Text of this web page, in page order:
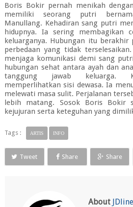
Boris Bokir pernah menikah
memiliki seorang putri
Manullang. Kehadiran sang putri
hidupnya. Ia sering membagikan
keluarganya. Hubungan itu berakhir
perbedaan yang tidak
menjaga komunikasi demi sang
hubungan sehat antara ayah dan
tanggung jawab keluarga.
memperlihatkan sisi dewasa. Ia
melewati masa sulit. Perjalanan
lebih matang. Sosok Boris Bokir
kejujuran serta keteguhan yang
Tags : ARTIS INFO
Tweet Share Share
About